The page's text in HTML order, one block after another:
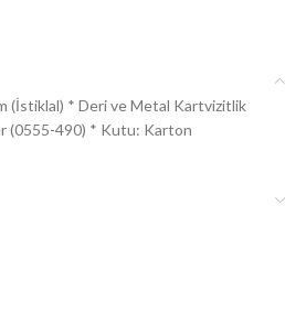
(İstiklal) * Deri ve Metal Kartvizitlik
(0555-490) * Kutu: Karton